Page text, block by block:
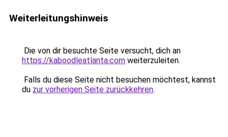
Weiterleitungshinweis
Die von dir besuchte Seite versucht, dich an
https://kaboodleatlanta.com weiterzuleiten.
Falls du diese Seite nicht besuchen möchtest, kannst
du zur vorherigen Seite zurückkehren.